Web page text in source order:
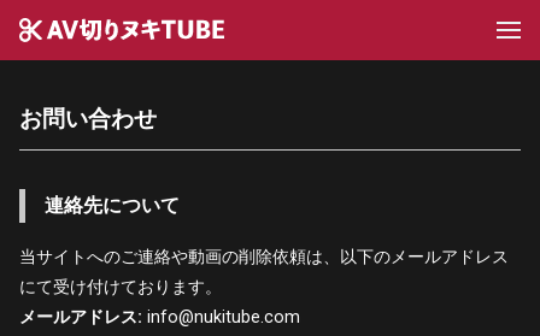
お問い合わせ
連絡先について
当サイトへのご連絡や動画の削除依頼は、以下のメールアドレス
にて受け付けております。
メールアドレス: info@nukitube.com